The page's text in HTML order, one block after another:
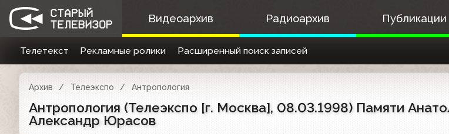
Видеоархив Радиоархив Публикации
Телетекст Рекламные ролики Расширенный поиск записей
Архив Телеэкспо Антропология
Антропология (Телеэкспо [г. Москва], 08.03.1998) Памяти
Александр Юрасов